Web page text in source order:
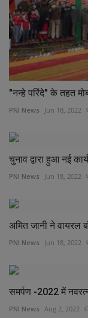
"नन्हे परिंदे" के तहत
PNI News Jun 18, 2022
चुनाव द्वारा हुआ नई
PNI News Jun 18, 2022
अमित जानी ने वायरल
PNI News Jun 18, 2022
समर्पण -2022 में
PNI News Aug 2, 2022